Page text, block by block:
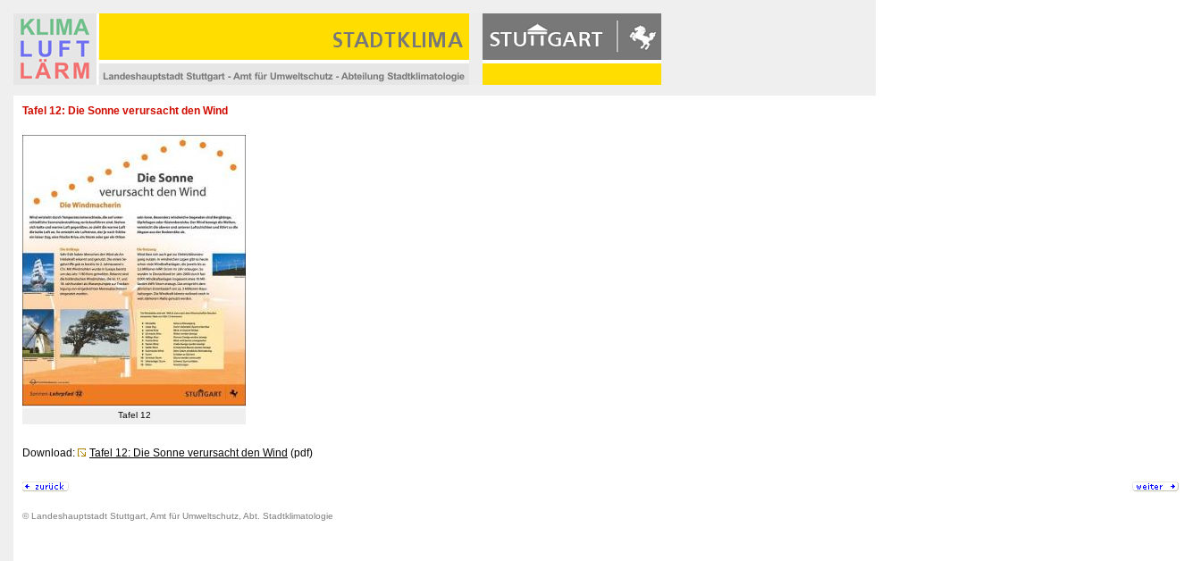
Tafel 12: Die Sonne verursacht den Wind
Tafel 12
Download: Tafel 12: Die Sonne verursacht den Wind (pdf)
© Landeshauptstadt Stuttgart, Amt für Umweltschutz, Abt. Stadtklimatologie